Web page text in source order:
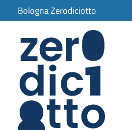
Bologna Zerodiciotto